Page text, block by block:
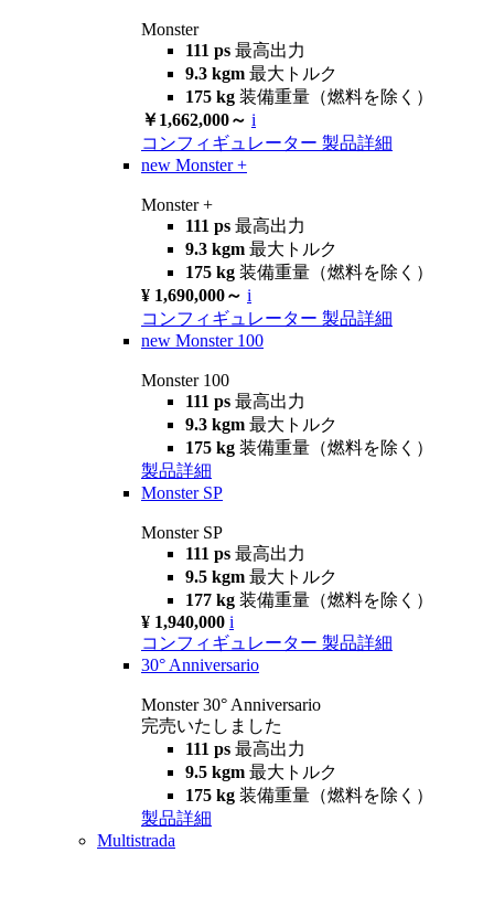
Monster
111 ps 最高出力
9.3 kgm 最大トルク
175 kg 装備重量（燃料を除く）
￥1,662,000～ i
コンフィギュレーター 製品詳細
new Monster +
Monster +
111 ps 最高出力
9.3 kgm 最大トルク
175 kg 装備重量（燃料を除く）
¥ 1,690,000～ i
コンフィギュレーター 製品詳細
new Monster 100
Monster 100
111 ps 最高出力
9.3 kgm 最大トルク
175 kg 装備重量（燃料を除く）
製品詳細
Monster SP
Monster SP
111 ps 最高出力
9.5 kgm 最大トルク
177 kg 装備重量（燃料を除く）
¥ 1,940,000 i
コンフィギュレーター 製品詳細
30° Anniversario
Monster 30° Anniversario
完売いたしました
111 ps 最高出力
9.5 kgm 最大トルク
175 kg 装備重量（燃料を除く）
製品詳細
Multistrada